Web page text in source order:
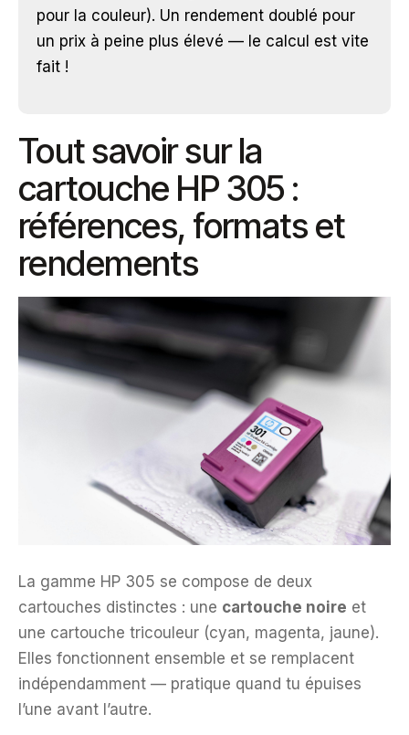
pour la couleur). Un rendement doublé pour
un prix à peine plus élevé — le calcul est vite
fait !
Tout savoir sur la
cartouche HP 305 :
références, formats et
rendements
La gamme HP 305 se compose de deux
cartouches distinctes : une cartouche noire et
une cartouche tricouleur (cyan, magenta, jaune).
Elles fonctionnent ensemble et se remplacent
indépendamment — pratique quand tu épuises
l’une avant l’autre.